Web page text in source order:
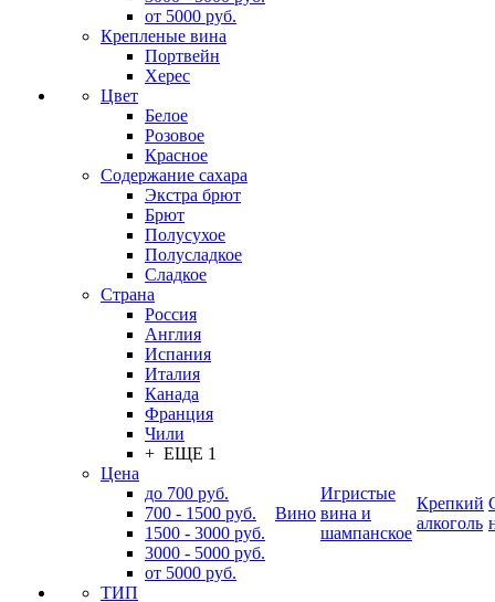
от 5000 руб.
Крепленые вина
Портвейн
Херес
Цвет
Белое
Розовое
Красное
Содержание сахара
Экстра брют
Брют
Полусухое
Полусладкое
Сладкое
Страна
Россия
Англия
Испания
Италия
Канада
Франция
Чили
+ ЕЩЕ 1
Цена
до 700 руб.
700 - 1500 руб.
1500 - 3000 руб.
3000 - 5000 руб.
от 5000 руб.
ТИП
Вино
Игристые
вина и
шампанское
Крепкий
алкоголь